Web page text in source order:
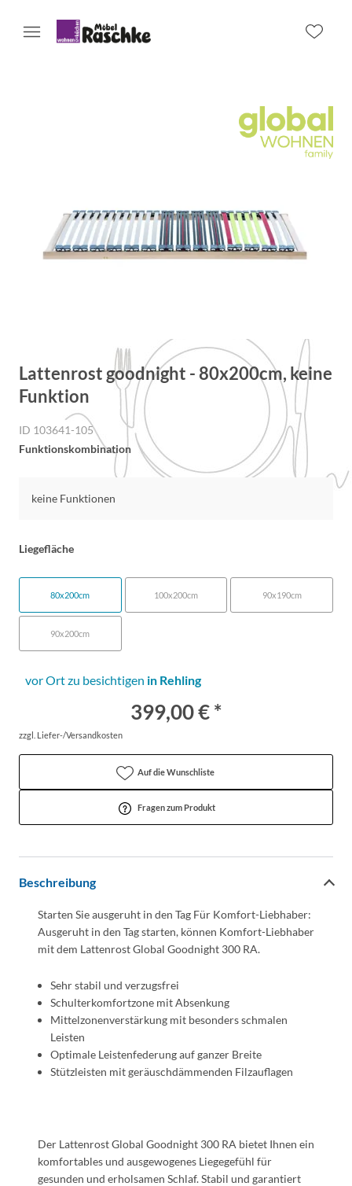
Lattenrost goodnight - 80x200cm, keine
Funktion
ID 103641-105
Funktionskombination
keine Funktionen
Liegefläche
80x200cm 100x200cm 90x190cm
90x200cm
vor Ort zu besichtigen in Rehling
399,00 € *
zzgl. Liefer-/Versandkosten
Auf die Wunschliste
Fragen zum Produkt
Beschreibung
Starten Sie ausgeruht in den Tag Für Komfort-Liebhaber:
Ausgeruht in den Tag starten, können Komfort-Liebhaber
mit dem Lattenrost Global Goodnight 300 RA.
Sehr stabil und verzugsfrei
Schulterkomfortzone mit Absenkung
Mittelzonenverstärkung mit besonders schmalen
Leisten
Optimale Leistenfederung auf ganzer Breite
Stützleisten mit geräuschdämmenden Filzauflagen
Der Lattenrost Global Goodnight 300 RA bietet Ihnen ein
komfortables und ausgewogenes Liegegefühl für
gesunden und erholsamen Schlaf. Stabil und garantiert